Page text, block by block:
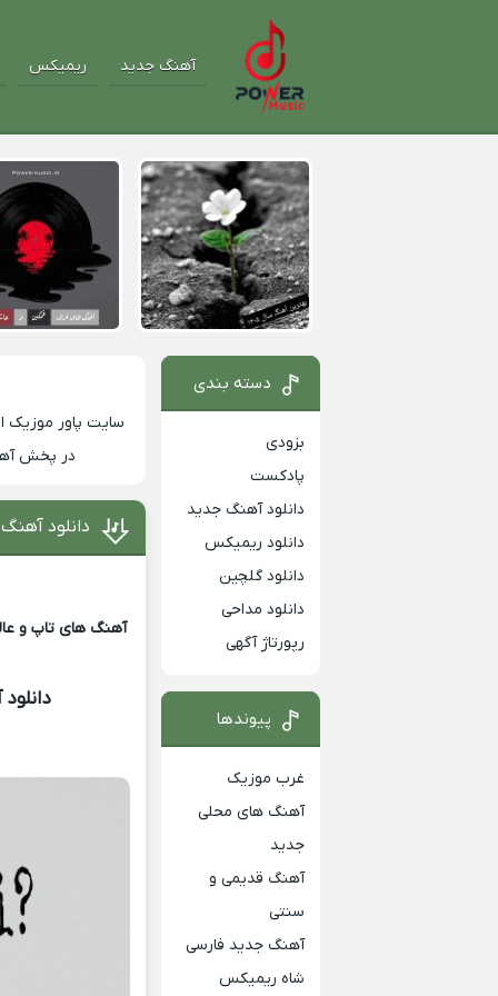
آهنگ جدید ریمیکس
سایت پاور موزیک
در پخش
دانلود
آهنگ های تاپ و
دسته بندی
بزودی
پادکست
دانلود آهنگ جدید
دانلود ریمیکس
دانلود گلچین
دانلود مداحی
رپورتاژ آگهی
پیوندها
غرب موزیک
آهنگ های محلی
جدید
آهنگ قدیمی و
سنتی
آهنگ جدید فارسی
شاه ریمیکس